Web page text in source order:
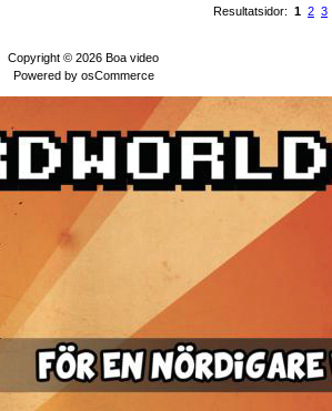
Resultatsidor: 1 2 3
Copyright © 2026 Boa video
Powered by osCommerce